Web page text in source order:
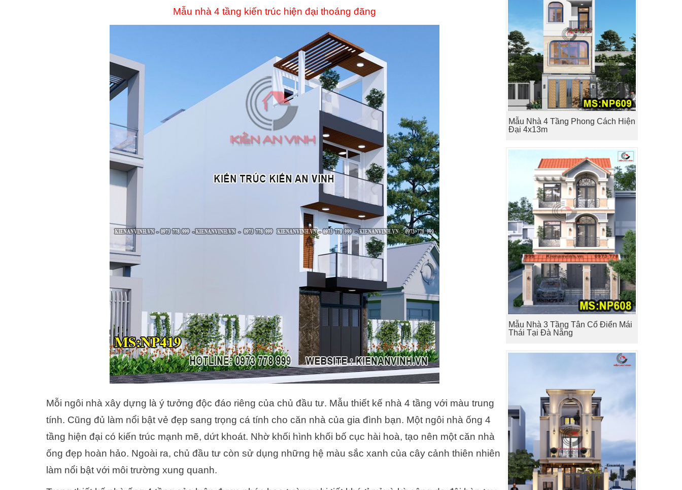
Mẫu nhà 4 tầng kiến trúc hiện đại thoáng đãng
Mỗi ngôi nhà xây dựng là ý tưởng độc đáo riêng của chủ đầu tư. Mẫu thiết kế nhà 4 tầng với màu trung
tính. Cũng đủ làm nổi bật vẻ đẹp sang trọng cá tính cho căn nhà của gia đình bạn. Một ngôi nhà ống 4
tầng hiện đại có kiến trúc mạnh mẽ, dứt khoát. Nhờ khối hình khối bố cục hài hoà, tạo nên một căn nhà
ống đẹp hoàn hảo. Ngoài ra, chủ đầu tư còn sử dụng những hệ màu sắc xanh của cây cảnh thiên nhiên
làm nổi bật với môi trường xung quanh.
Mẫu Nhà 4 Tầng Phong Cách Hiện
Đại 4x13m
Mẫu Nhà 3 Tầng Tân Cổ Điển Mái
Thái Tại Đà Nẵng